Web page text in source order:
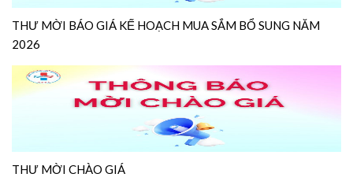
THƯ MỜI BÁO GIÁ KẾ HOẠCH MUA SẮM BỔ SUNG NĂM
2026
THƯ MỜI CHÀO GIÁ